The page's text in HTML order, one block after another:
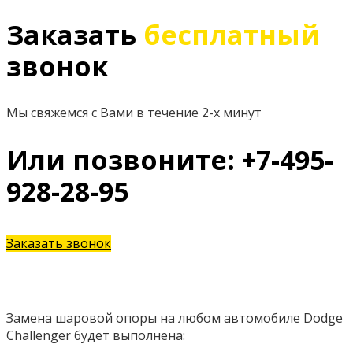
Заказать бесплатный
звонок
Мы свяжемся с Вами в течение 2-х минут
Или позвоните: +7-495-
928-28-95
Заказать звонок
Замена шаровой опоры на любом автомобиле Dodge
Challenger будет выполнена: